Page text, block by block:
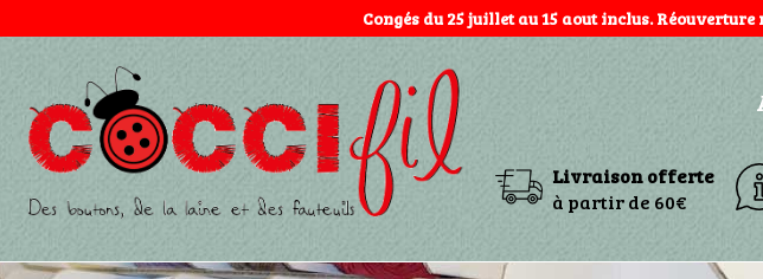
Congés du 25 juillet au 15 aout inclus.
Livraison offerte
à partir de 60€